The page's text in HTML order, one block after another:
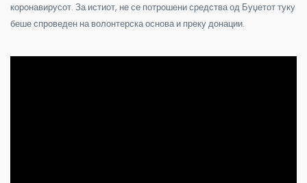
коронавирусот. За истиот, не се потрошени средства од Буџетот туку
беше спроведен на волонтерска основа и преку донации.